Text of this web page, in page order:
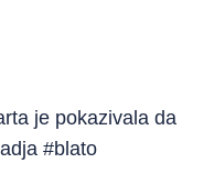
je pokazivala da
#blato